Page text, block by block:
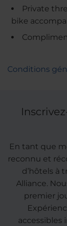
Private
bike
Conditions
En tant que
reconnu et
d’hôtels à
Alliance.
premier
accessibles